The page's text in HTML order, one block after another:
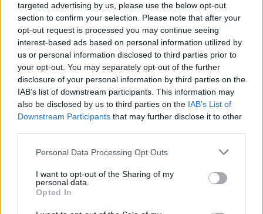
targeted advertising by us, please use the below opt-out
section to confirm your selection. Please note that after your
opt-out request is processed you may continue seeing
interest-based ads based on personal information utilized by
us or personal information disclosed to third parties prior to
your opt-out. You may separately opt-out of the further
disclosure of your personal information by third parties on the
IAB’s list of downstream participants. This information may
also be disclosed by us to third parties on the IAB’s List of
Downstream Participants that may further disclose it to other
Please note that this website/app uses one or more Google
not limited to your visit or usage behaviour. You may click to
grant or deny consent to Google and its third-party tags to
use your data for below specified purposes in below Google
consent section.
Personal Data Processing Opt Outs
I want to opt-out of the Sharing of my
personal data.
Opted In
ÖRÖMHÍR: TÍZ ÉVE NEM VOLT ILYEN ALACSONY AZ
INFLÁCIÓ MAGYARORSZÁGON
Júliusban mindössze 1,2 százalékkal emelkedtek éves
összevetésben a fogyasztói árak, miközben az élelmiszerek ára
már csökkent.
Szólj hozzá!